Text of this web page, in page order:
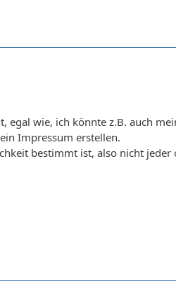
egal wie, ich könnte z.B. auch
Impressum erstellen.
bestimmt ist, also nicht